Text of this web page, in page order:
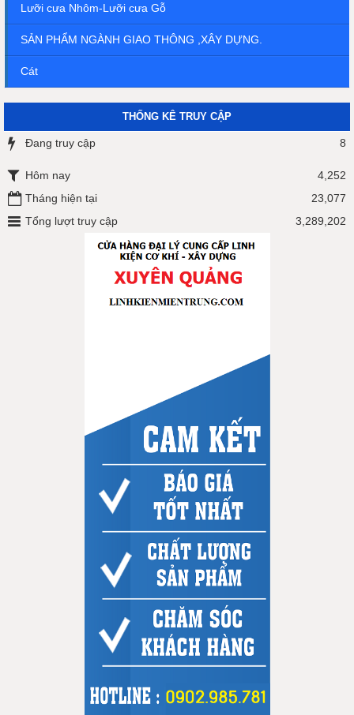
Lưỡi cưa Nhôm-Lưỡi cưa Gỗ
SẢN PHẨM NGÀNH GIAO THÔNG ,XÂY DỰNG.
Cát
THỐNG KÊ TRUY CẬP
Đang truy cập 8
Hôm nay
4,252
Tháng hiện tại
23,077
Tổng lượt truy cập
3,289,202